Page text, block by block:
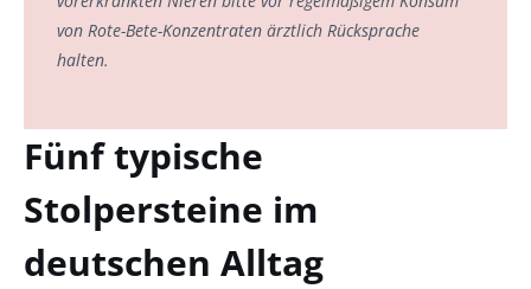
von Rote-Bete-Konzentraten ärztlich Rücksprache
halten.
Fünf typische
Stolpersteine im
deutschen Alltag